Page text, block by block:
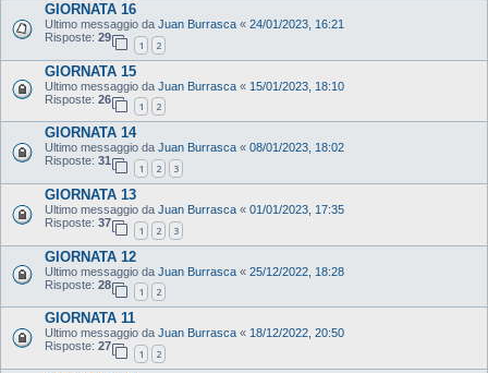
GIORNATA 16
Ultimo messaggio da Juan Burrasca « 24/01/2023, 16:21
Risposte: 29
1 2
GIORNATA 15
Ultimo messaggio da Juan Burrasca « 15/01/2023, 18:10
Risposte: 26
1 2
GIORNATA 14
Ultimo messaggio da Juan Burrasca « 08/01/2023, 18:02
Risposte: 31
1 2 3
GIORNATA 13
Ultimo messaggio da Juan Burrasca « 01/01/2023, 17:35
Risposte: 37
1 2 3
GIORNATA 12
Ultimo messaggio da Juan Burrasca « 25/12/2022, 18:28
Risposte: 28
1 2
GIORNATA 11
Ultimo messaggio da Juan Burrasca « 18/12/2022, 20:50
Risposte: 27
1 2